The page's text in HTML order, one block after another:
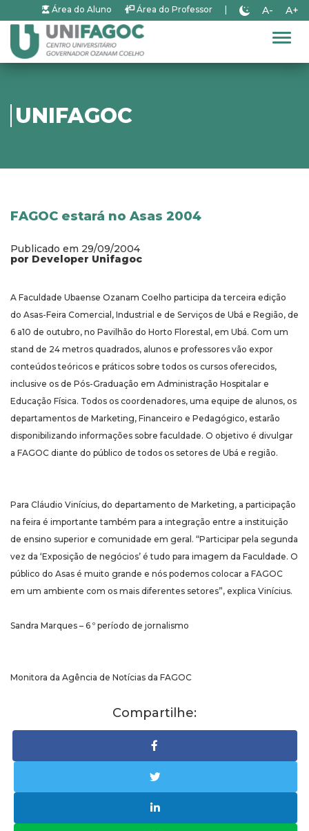
Área do Aluno Área do Professor A- A+
UNIFAGOC
FAGOC estará no Asas 2004
Publicado em 29/09/2004
por Developer Unifagoc
A Faculdade Ubaense Ozanam Coelho participa da terceira edição
do Asas-Feira Comercial, Industrial e de Serviços de Ubá e Região, de
6 a10 de outubro, no Pavilhão do Horto Florestal, em Ubá. Com um
stand de 24 metros quadrados, alunos e professores vão expor
conteúdos teóricos e práticos sobre todos os cursos oferecidos,
inclusive os de Pós-Graduação em Administração Hospitalar e
Educação Física. Todos os coordenadores, uma equipe de alunos, os
departamentos de Marketing, Financeiro e Pedagógico, estarão
disponibilizando informações sobre faculdade. O objetivo é divulgar
a FAGOC diante do público de todos os setores de Ubá e região.
Para Cláudio Vinícius, do departamento de Marketing, a participação
na feira é importante também para a integração entre a instituição
de ensino superior e comunidade em geral. “Participar pela segunda
vez da ‘Exposição de negócios’ é tudo para imagem da Faculdade. O
público do Asas é muito grande e nós podemos colocar a FAGOC
em um ambiente com os mais diferentes setores”, explica Vinícius.
Sandra Marques – 6 º período de jornalismo
Monitora da Agência de Notícias da FAGOC
Compartilhe: